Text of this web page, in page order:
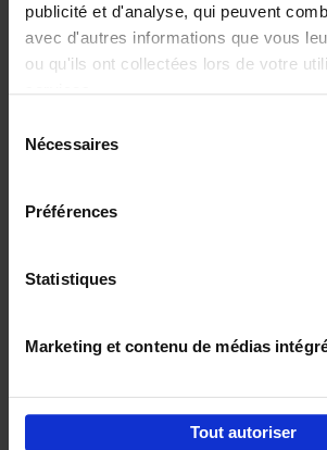
publicité et d'analyse, qui peuvent
avec d'autres informations que vous
ou qu'ils ont collectées lors de votre
Nécessaires
Préférences
Statistiques
Marketing et contenu de médias
Tout autoriser
€37,
Building